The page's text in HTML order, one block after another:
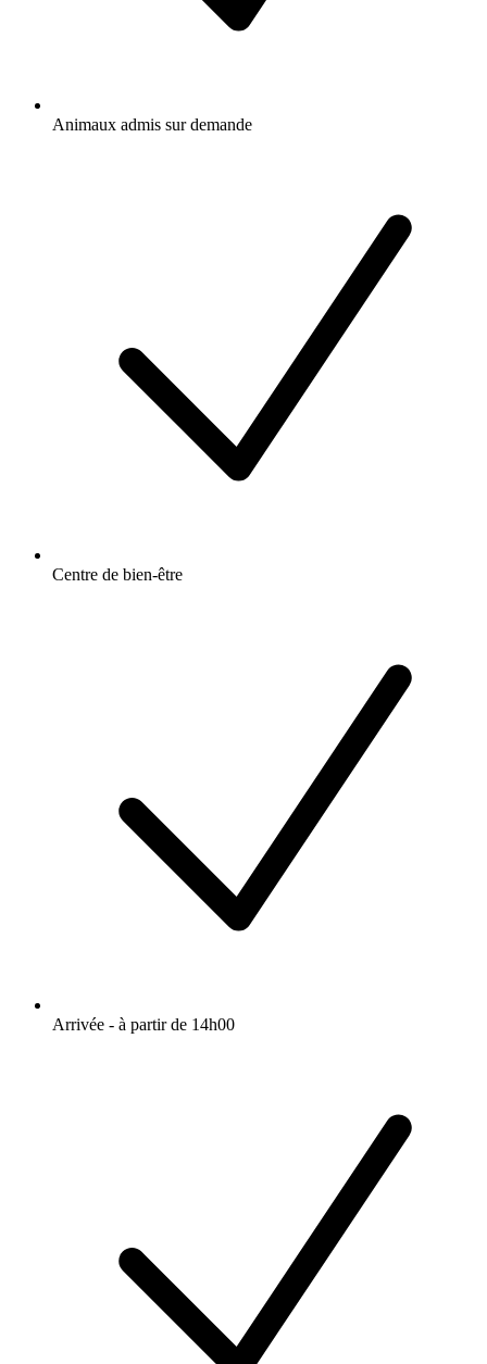
Animaux admis sur demande
Centre de bien-être
Arrivée - à partir de 14h00